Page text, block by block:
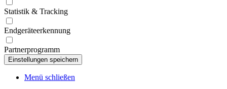
Statistik & Tracking
Endgeräteerkennung
Partnerprogramm
Menü schließen